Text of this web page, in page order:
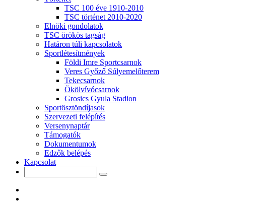
TSC 100 éve 1910-2010
TSC történet 2010-2020
Elnöki gondolatok
TSC örökös tagság
Határon túli kapcsolatok
Sportlétesítmények
Földi Imre Sportcsarnok
Veres Győző Súlyemelőterem
Tekecsarnok
Ökölvívócsarnok
Grosics Gyula Stadion
Sportösztöndíjasok
Szervezeti felépítés
Versenynaptár
Támogatók
Dokumentumok
Edzők belépés
Kapcsolat